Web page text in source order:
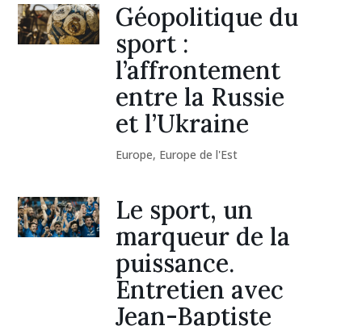
Géopolitique du
sport :
l’affrontement
entre la Russie
et l’Ukraine
Europe, Europe de l'Est
Le sport, un
marqueur de la
puissance.
Entretien avec
Jean-Baptiste